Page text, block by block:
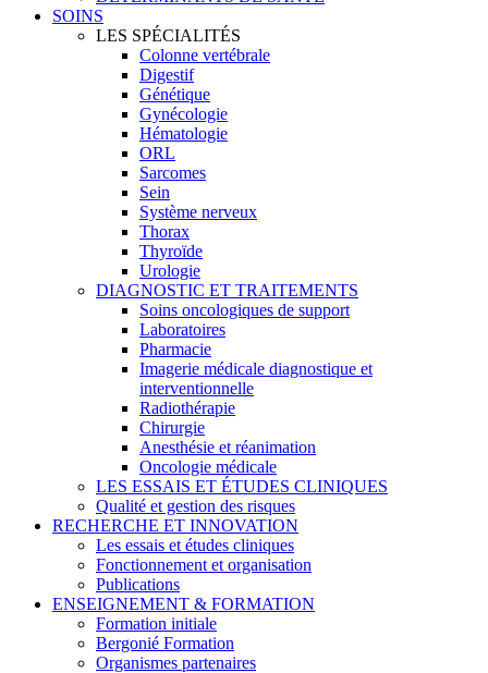
SOINS
LES SPÉCIALITÉS
Colonne vertébrale
Digestif
Génétique
Gynécologie
Hématologie
ORL
Sarcomes
Sein
Système nerveux
Thorax
Thyroïde
Urologie
DIAGNOSTIC ET TRAITEMENTS
Soins oncologiques de support
Laboratoires
Pharmacie
Imagerie médicale diagnostique et
interventionnelle
Radiothérapie
Chirurgie
Anesthésie et réanimation
Oncologie médicale
LES ESSAIS ET ÉTUDES CLINIQUES
Qualité et gestion des risques
RECHERCHE ET INNOVATION
Les essais et études cliniques
Fonctionnement et organisation
Publications
ENSEIGNEMENT & FORMATION
Formation initiale
Bergonié Formation
Organismes partenaires